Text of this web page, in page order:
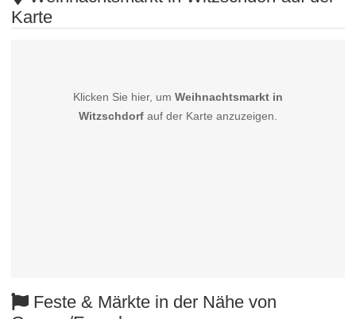
Karte
Klicken Sie hier, um Weihnachtsmarkt in
Witzschdorfauf der Karte anzuzeigen.
Feste & Märkte in der Nähe von